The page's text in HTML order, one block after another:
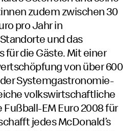
zudem zwischen 30
pro Jahr in
und das
für die Gäste. Mit einer
von über 600
Systemgastronomie-
volkswirtschaftliche
EM Euro 2008 für
jedes McDonald’s